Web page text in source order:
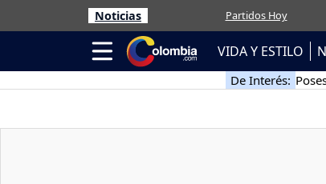
Noticias Partidos Hoy
VIDA Y ESTILO
De Interés: